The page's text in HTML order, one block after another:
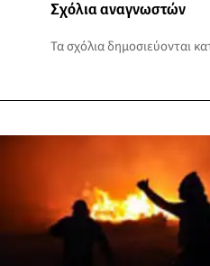
Σχόλια αναγνωστών
Τα σχόλια δημοσιεύονται